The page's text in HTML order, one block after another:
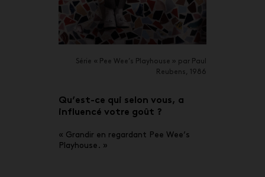
Série « Pee Wee’s Playhouse » par Paul
Reubens, 1986
Qu’est-ce qui selon vous, a
influencé votre goût ?
« Grandir en regardant Pee Wee’s
Playhouse. »